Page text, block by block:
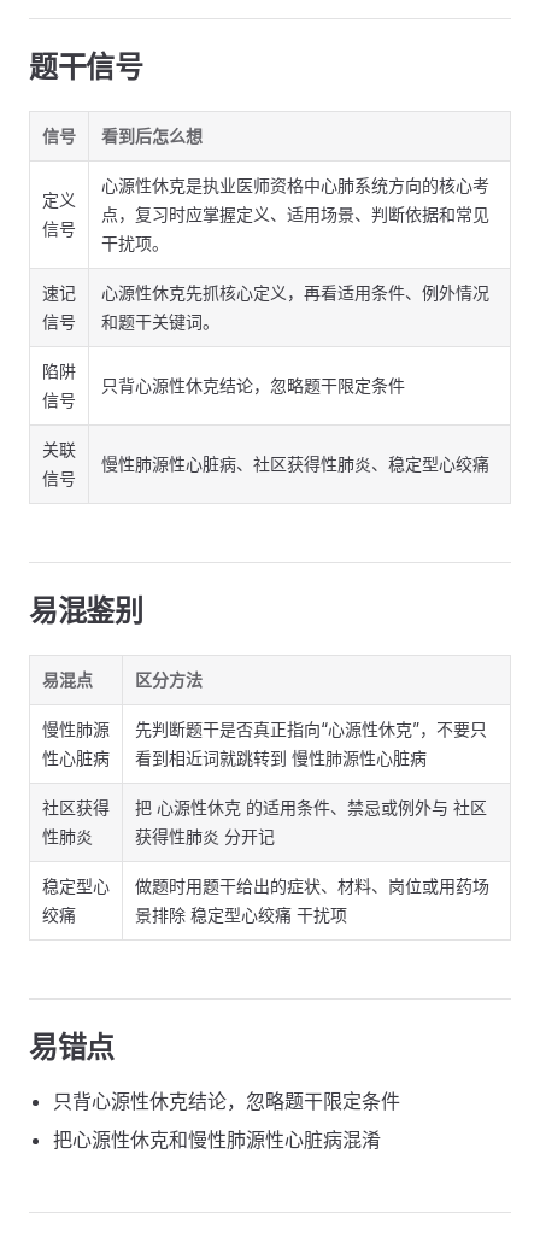
题干信号
信号 看到后怎么想
定义
信号
心源性休克是执业医师资格中心肺系统方向的核心考
点，复习时应掌握定义、适用场景、判断依据和常见
干扰项。
速记
信号
心源性休克先抓核心定义，再看适用条件、例外情况
和题干关键词。
陷阱
信号
只背心源性休克结论，忽略题干限定条件
关联
信号
慢性肺源性心脏病、社区获得性肺炎、稳定型心绞痛
易混鉴别
易混点 区分方法
慢性肺源
性心脏病
先判断题干是否真正指向“心源性休克”，不要只
看到相近词就跳转到 慢性肺源性心脏病
社区获得
性肺炎
把 心源性休克 的适用条件、禁忌或例外与 社区
获得性肺炎 分开记
稳定型心
绞痛
做题时用题干给出的症状、材料、岗位或用药场
景排除 稳定型心绞痛 干扰项
易错点
只背心源性休克结论，忽略题干限定条件
把心源性休克和慢性肺源性心脏病混淆